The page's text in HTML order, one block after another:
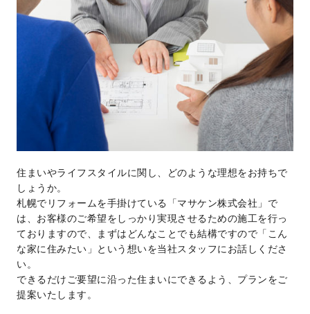
住まいやライフスタイルに関し、どのような理想をお持ちで
しょうか。
札幌でリフォームを手掛けている「マサケン株式会社」で
は、お客様のご希望をしっかり実現させるための施工を行っ
ておりますので、まずはどんなことでも結構ですので「こん
な家に住みたい」という想いを当社スタッフにお話しくださ
い。
できるだけご要望に沿った住まいにできるよう、プランをご
提案いたします。